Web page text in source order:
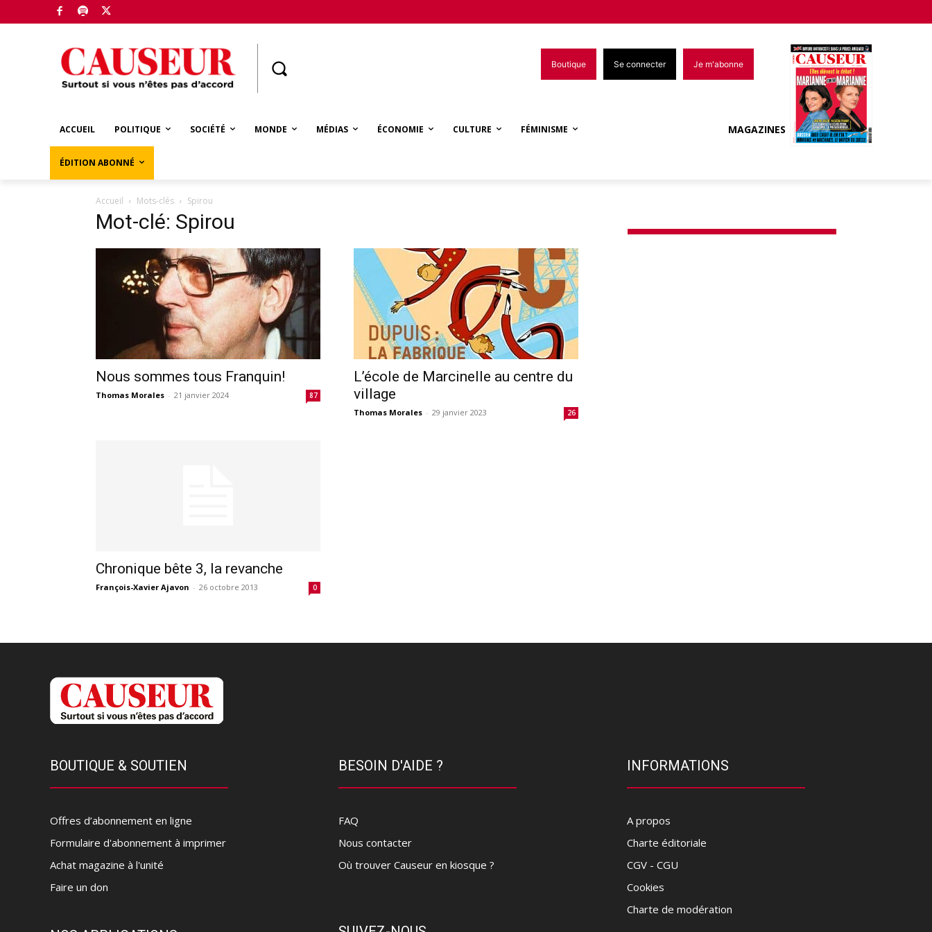
Boutique Se connecter Je m'abonne
ACCUEIL POLITIQUE SOCIÉTÉ MONDE MÉDIAS ÉCONOMIE CULTURE FÉMINISME
ÉDITION ABONNÉ
MAGAZINES
Accueil Mots-clés Spirou
Mot-clé: Spirou
Nous sommes tous Franquin!
Thomas Morales - 21 janvier 2024 87
L’école de Marcinelle au centre du
village
Thomas Morales - 29 janvier 2023 26
Chronique bête 3, la revanche
François-Xavier Ajavon - 26 octobre 2013 0
BOUTIQUE & SOUTIEN
Offres d’abonnement en ligne
Formulaire d'abonnement à imprimer
Achat magazine à l'unité
Faire un don
BESOIN D'AIDE ?
FAQ
Nous contacter
Où trouver Causeur en kiosque ?
INFORMATIONS
A propos
Charte éditoriale
CGV - CGU
Cookies
Charte de modération